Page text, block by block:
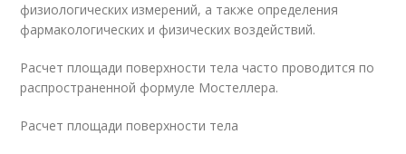
физиологических измерений, а также определения
фармакологических и физических воздействий.
Расчет площади поверхности тела часто проводится по
распространенной формуле Мостеллера.
Расчет площади поверхности тела